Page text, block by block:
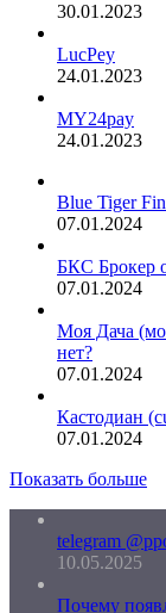
30.01.2023
LucPey
24.01.2023
MY24pay
24.01.2023
Blue Tiger
07.01.2024
БКС Брокер
07.01.2024
Моя Дача
нет?
07.01.2024
Кастодиан
07.01.2024
Показать больше
telegram
10.05.2025
Почему